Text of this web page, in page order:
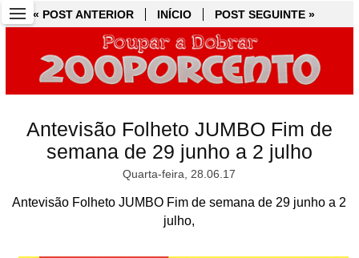
« POST ANTERIOR INÍCIO POST SEGUINTE »
Antevisão Folheto JUMBO Fim de
semana de 29 junho a 2 julho
Quarta-feira, 28.06.17
Antevisão Folheto JUMBO Fim de semana de 29 junho a 2
julho,
« POST ANTERIOR INÍCIO POST SEGUINTE »